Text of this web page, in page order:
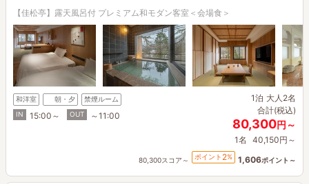
【佳松亭】露天風呂付 プレミアム和モダン客室＜会場食＞
和洋室 朝・夕
禁煙ルーム
IN
15:00～ OUT ～11:00
1泊 大人2名
合計(税込)
80,300円～
1名 40,150円～
80,300スコア～ ポイント 2% 1,606ポイント～